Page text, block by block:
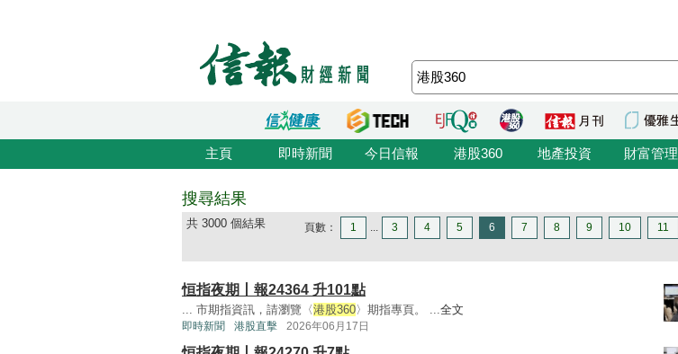
主頁 即時新聞 今日信報 港股360 地產投資 財富管理
搜尋結果
共 3000 個結果 頁數： 1 ... 3 4 5 6 7 8 9 10 11
恒指夜期丨報24364 升101點
... 市期指資訊，請瀏覽〈港股360〉期指專頁。 ...全文
即時新聞 港股直擊 2026年06月17日